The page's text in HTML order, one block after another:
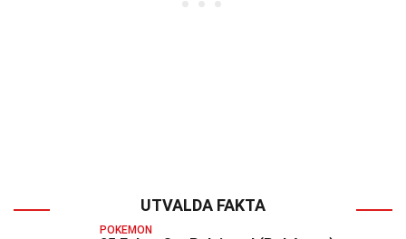
UTVALDA FAKTA
POKEMON